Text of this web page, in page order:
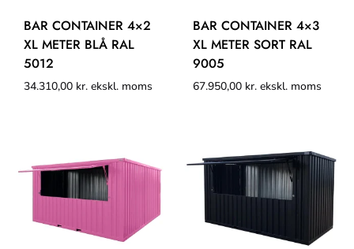
BAR CONTAINER 4×2
XL METER BLÅ RAL
5012
34.310,00 kr. ekskl. moms
BAR CONTAINER 4×3
XL METER SORT RAL
9005
67.950,00 kr. ekskl. moms